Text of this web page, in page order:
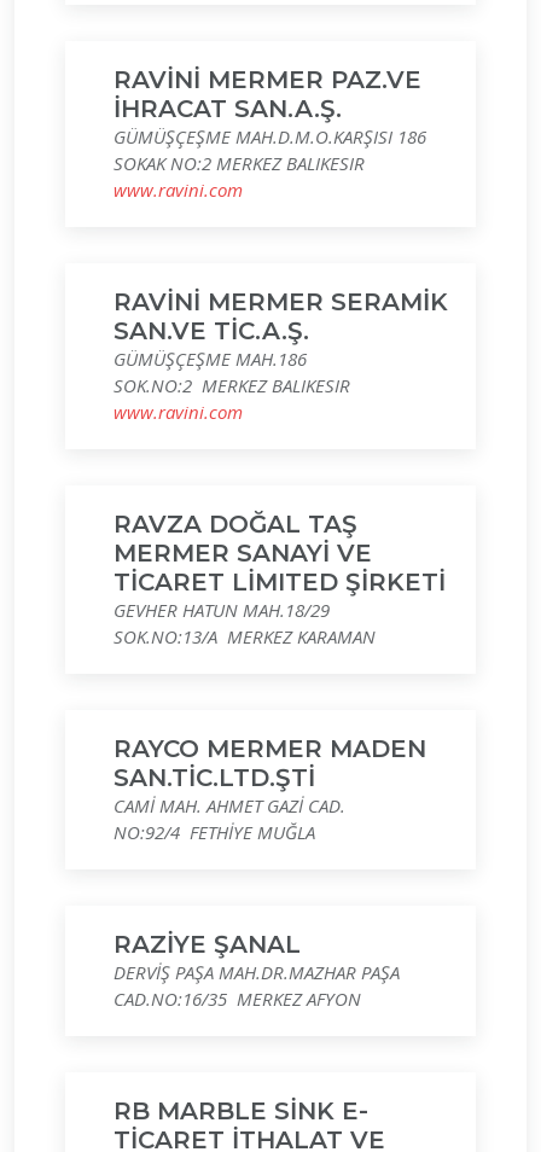
RAVİNİ MERMER PAZ.VE
İHRACAT SAN.A.Ş.
GÜMÜŞÇEŞME MAH.D.M.O.KARŞISI 186
SOKAK NO:2 MERKEZ BALIKESIR
www.ravini.com
RAVİNİ MERMER SERAMİK
SAN.VE TİC.A.Ş.
GÜMÜŞÇEŞME MAH.186
SOK.NO:2 MERKEZ BALIKESIR
www.ravini.com
RAVZA DOĞAL TAŞ
MERMER SANAYİ VE
TİCARET LİMITED ŞİRKETİ
GEVHER HATUN MAH.18/29
SOK.NO:13/A MERKEZ KARAMAN
RAYCO MERMER MADEN
SAN.TİC.LTD.ŞTİ
CAMİ MAH. AHMET GAZİ CAD.
NO:92/4 FETHİYE MUĞLA
RAZİYE ŞANAL
DERVİŞ PAŞA MAH.DR.MAZHAR PAŞA
CAD.NO:16/35 MERKEZ AFYON
RB MARBLE SİNK E-
TİCARET İTHALAT VE